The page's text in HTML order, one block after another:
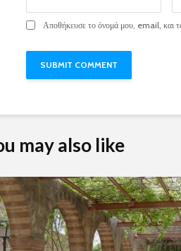
Αποθήκευσε το όνομά μου, email, και
may also like